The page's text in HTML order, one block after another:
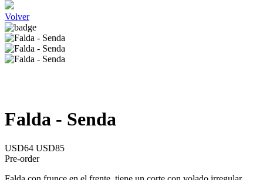
Volver
Falda - Senda
USD64 USD85
Pre-order